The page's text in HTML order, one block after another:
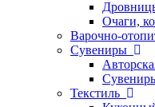
Очаги,
Варочно-
Сувениры
Текстиль